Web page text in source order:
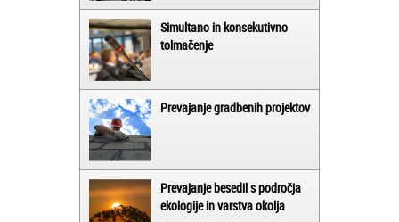
Simultano in konsekutivno
tolmačenje
Prevajanje gradbenih projektov
Prevajanje besedil s področja
ekologije in varstva okolja